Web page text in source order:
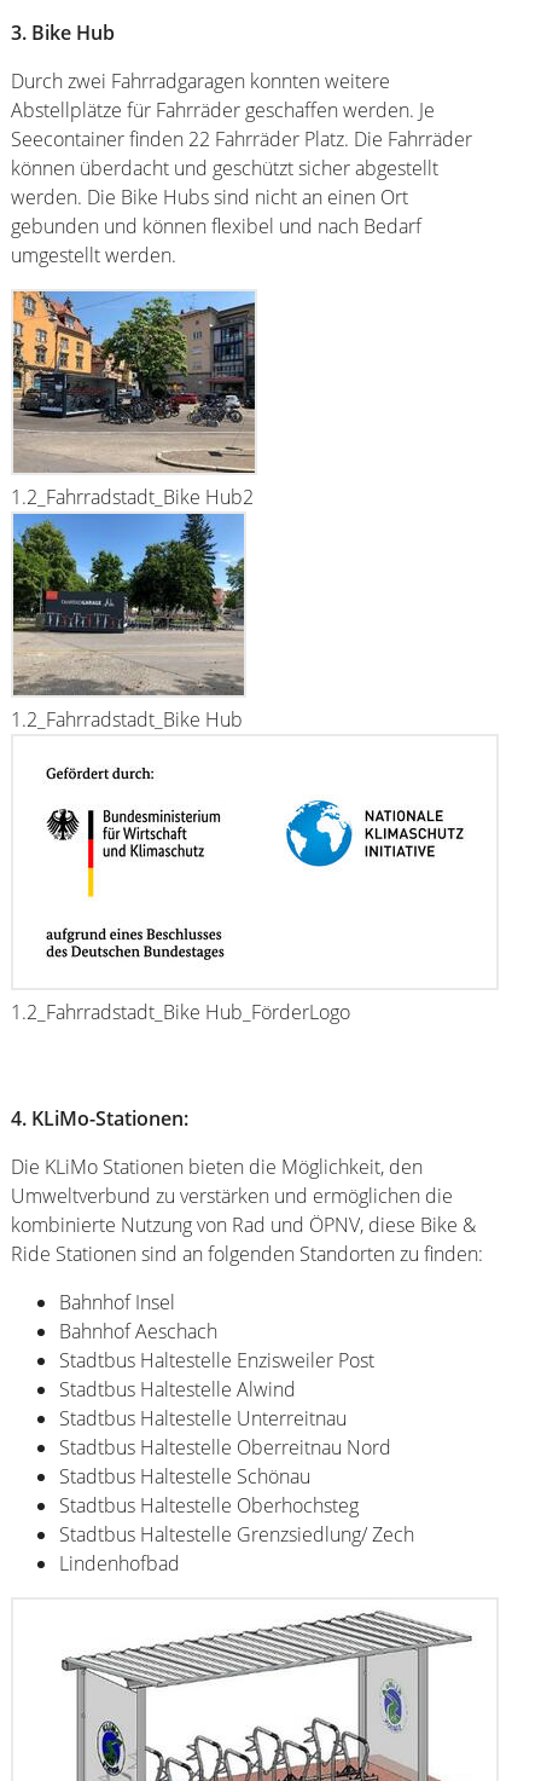
3. Bike Hub
Durch zwei Fahrradgaragen konnten weitere
Abstellplätze für Fahrräder geschaffen werden. Je
Seecontainer finden 22 Fahrräder Platz. Die Fahrräder
können überdacht und geschützt sicher abgestellt
werden. Die Bike Hubs sind nicht an einen Ort
gebunden und können flexibel und nach Bedarf
umgestellt werden.
1.2_Fahrradstadt_Bike Hub2
1.2_Fahrradstadt_Bike Hub
1.2_Fahrradstadt_Bike Hub_FörderLogo
4. KLiMo-Stationen:
Die KLiMo Stationen bieten die Möglichkeit, den
Umweltverbund zu verstärken und ermöglichen die
kombinierte Nutzung von Rad und ÖPNV, diese Bike &
Ride Stationen sind an folgenden Standorten zu finden:
Bahnhof Insel
Bahnhof Aeschach
Stadtbus Haltestelle Enzisweiler Post
Stadtbus Haltestelle Alwind
Stadtbus Haltestelle Unterreitnau
Stadtbus Haltestelle Oberreitnau Nord
Stadtbus Haltestelle Schönau
Stadtbus Haltestelle Oberhochsteg
Stadtbus Haltestelle Grenzsiedlung/ Zech
Lindenhofbad